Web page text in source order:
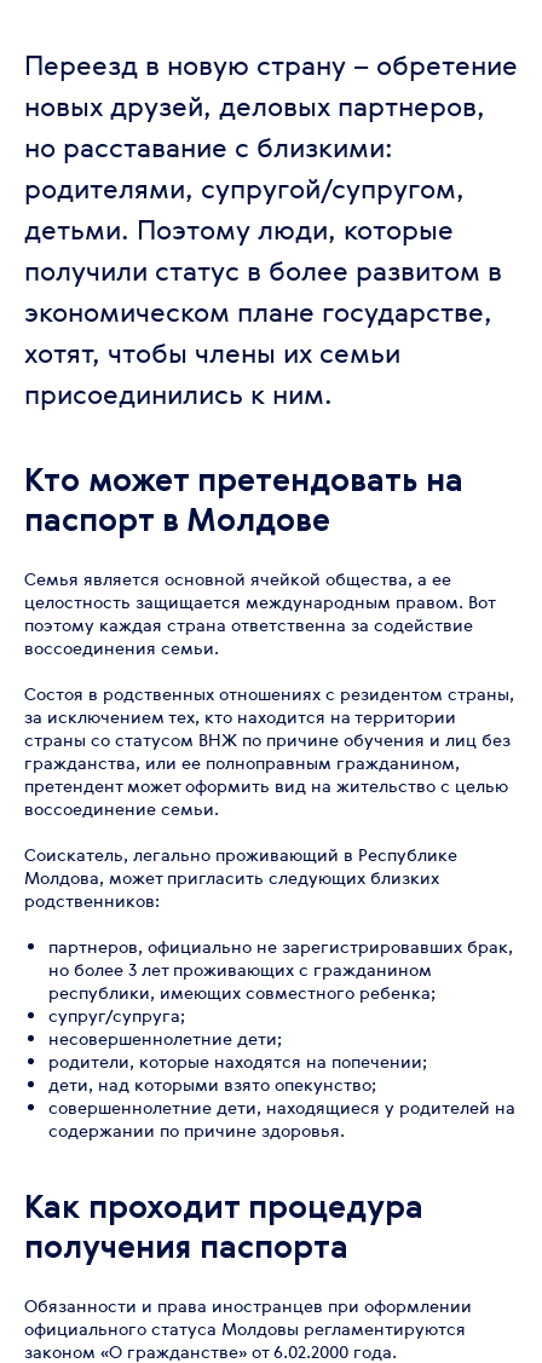
Переезд в новую страну – обретение
новых друзей, деловых партнеров,
но расставание с близкими:
родителями, супругой/супругом,
детьми. Поэтому люди, которые
получили статус в более развитом в
экономическом плане государстве,
хотят, чтобы члены их семьи
присоединились к ним.
Кто может претендовать на
паспорт в Молдове
Семья является основной ячейкой общества, а ее
целостность защищается международным правом. Вот
поэтому каждая страна ответственна за содействие
воссоединения семьи.
Состоя в родственных отношениях с резидентом страны,
за исключением тех, кто находится на территории
страны со статусом ВНЖ по причине обучения и лиц без
гражданства, или ее полноправным гражданином,
претендент может оформить вид на жительство с целью
воссоединение семьи.
Соискатель, легально проживающий в Республике
Молдова, может пригласить следующих близких
родственников:
партнеров, официально не зарегистрировавших брак,
но более 3 лет проживающих с гражданином
республики, имеющих совместного ребенка;
супруг/супруга;
несовершеннолетние дети;
родители, которые находятся на попечении;
дети, над которыми взято опекунство;
совершеннолетние дети, находящиеся у родителей на
содержании по причине здоровья.
Как проходит процедура
получения паспорта
Обязанности и права иностранцев при оформлении
официального статуса Молдовы регламентируются
законом «О гражданстве» от 6.02.2000 года.